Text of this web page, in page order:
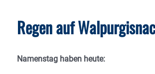
Regen auf
Namenstag haben heute: